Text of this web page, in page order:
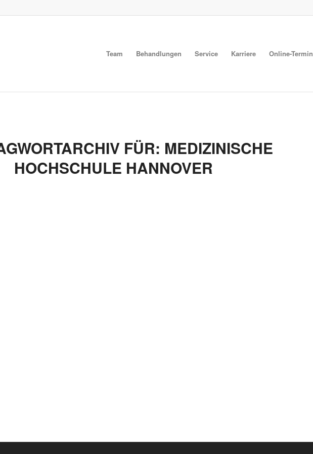
Team Behandlungen Service Karriere Online-Termin
FÜR: MEDIZINISCHE
HOCHSCHULE HANNOVER